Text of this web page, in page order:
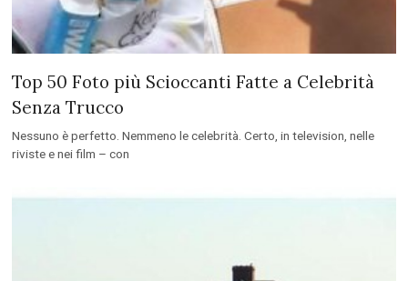
Top 50 Foto più Scioccanti Fatte a Celebrità
Senza Trucco
Nessuno è perfetto. Nemmeno le celebrità. Certo, in television, nelle
riviste e nei film – con